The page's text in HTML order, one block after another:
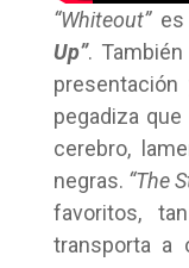
“Whiteout”es
Up”.
pegadiza
cerebro,
negras. “The
favoritos,
transporta a